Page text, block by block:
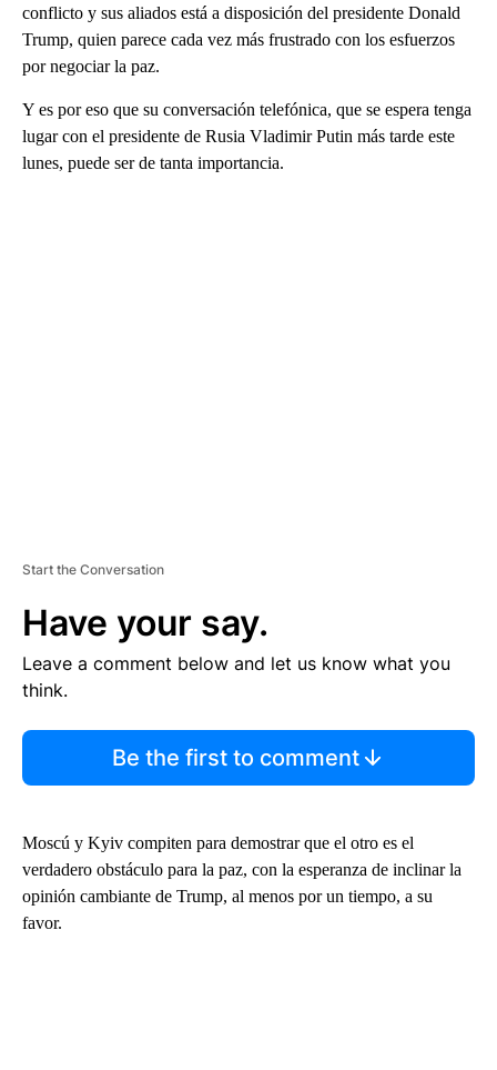
conflicto y sus aliados está a disposición del presidente Donald
Trump, quien parece cada vez más frustrado con los esfuerzos
por negociar la paz.
Y es por eso que su conversación telefónica, que se espera tenga
lugar con el presidente de Rusia Vladimir Putin más tarde este
lunes, puede ser de tanta importancia.
Start the Conversation
Have your say.
Leave a comment below and let us know what you
think.
Be the first to comment
Moscú y Kyiv compiten para demostrar que el otro es el
verdadero obstáculo para la paz, con la esperanza de inclinar la
opinión cambiante de Trump, al menos por un tiempo, a su
favor.